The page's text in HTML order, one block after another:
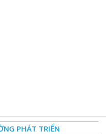
PHÁT TRIỂN